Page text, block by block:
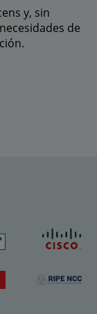
y, sin
de